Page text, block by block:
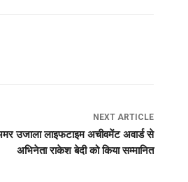
NEXT ARTICLE
उजाला लाइफटाइम अचीवमेंट अवार्ड से
अभिनेता राकेश बेदी को किया सम्मानित